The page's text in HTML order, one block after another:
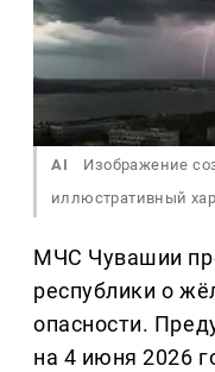
AI
Изображение
иллюстративный
МЧС Чувашии
республики о
опасности.
на 4 июня 2026